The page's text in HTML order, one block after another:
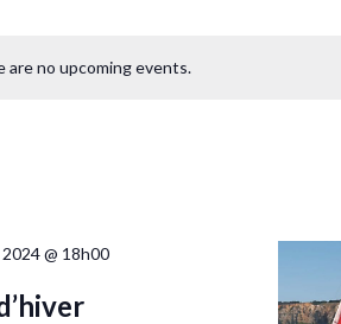
are no upcoming events.
@ 18h00